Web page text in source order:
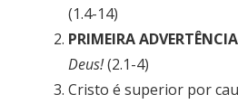
(1.4-14)
PRIMEIRA
Deus!(2.1-4)
Cristo é superior por